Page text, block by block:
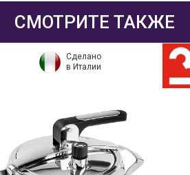
СМОТРИТЕ ТАКЖЕ
Сделано
в Италии